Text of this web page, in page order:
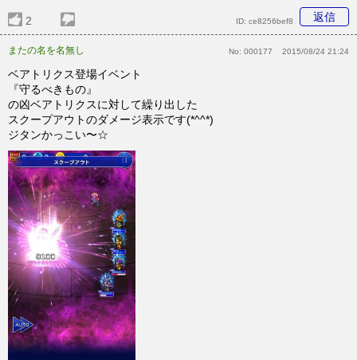
2 返信
ID: ce8256bef8
またの名を名無し No: 000177 2015/08/24 21:24
ベアトリクス登場イベント
『守るべきもの』
の凶ベアトリクスに対して繰り出した
スクープアウトのダメージ表示です(*^^*)
ジタンかっこい〜☆